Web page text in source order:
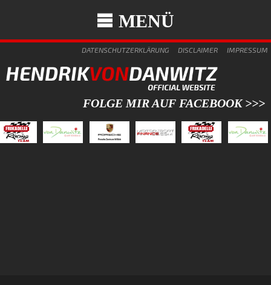
MENÜ
FOLGE MIR AUF FACEBOOK >>>
DATENSCHUTZERKLÄRUNG DISCLAIMER IMPRESSUM